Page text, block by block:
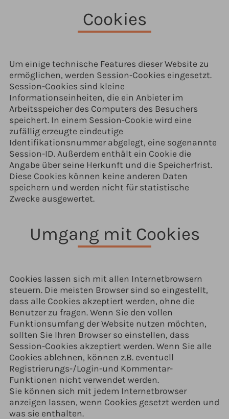
Cookies
Um einige technische Features dieser Website zu
ermöglichen, werden Session-Cookies eingesetzt.
Session-Cookies sind kleine
Informationseinheiten, die ein Anbieter im
Arbeitsspeicher des Computers des Besuchers
speichert. In einem Session-Cookie wird eine
zufällig erzeugte eindeutige
Identifikationsnummer abgelegt, eine sogenannte
Session-ID. Außerdem enthält ein Cookie die
Angabe über seine Herkunft und die Speicherfrist.
Diese Cookies können keine anderen Daten
speichern und werden nicht für statistische
Zwecke ausgewertet.
Umgang mit Cookies
Cookies lassen sich mit allen Internetbrowsern
steuern. Die meisten Browser sind so eingestellt,
dass alle Cookies akzeptiert werden, ohne die
Benutzer zu fragen. Wenn Sie den vollen
Funktionsumfang der Website nutzen möchten,
sollten Sie Ihren Browser so einstellen, dass
Session-Cookies akzeptiert werden. Wenn Sie alle
Cookies ablehnen, können z.B. eventuell
Registrierungs-/Login-und Kommentar-
Funktionen nicht verwendet werden.
Sie können sich mit jedem Internetbrowser
anzeigen lassen, wenn Cookies gesetzt werden und
was sie enthalten.